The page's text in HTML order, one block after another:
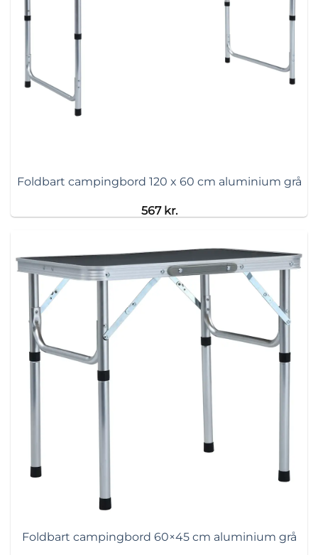
Foldbart campingbord 120 x 60 cm aluminium grå
567 kr.
Foldbart campingbord 60×45 cm aluminium grå